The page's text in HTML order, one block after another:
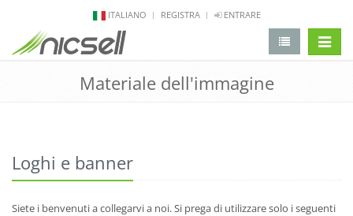
ITALIANO REGISTRA ENTRARE
Aletta
Materiale dell'immagine
Loghi e banner
Siete i benvenuti a collegarvi a noi. Si prega di utilizzare solo i seguenti